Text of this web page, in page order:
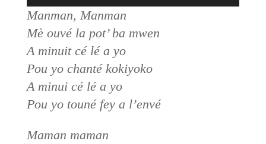
audio
Manman, Manman
Mè ouvé la pot’ ba mwen
A minuit cé lé a yo
Pou yo chanté kokiyoko
A minui cé lé a yo
Pou yo touné fey a l’envé
Maman maman